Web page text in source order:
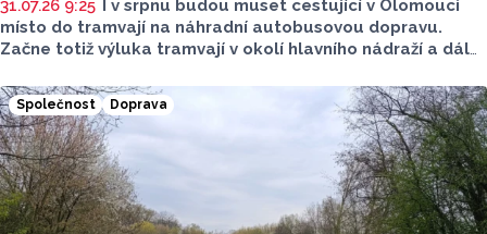
31.07.26 9:25 I v srpnu budou muset cestující v Olomouci
místo do tramvají na náhradní autobusovou dopravu.
Začne totiž výluka tramvají v okolí hlavního nádraží a dál
a kolejích. Dopravní podnik města Olomouce (DPMO) nyní
upřesnil, jak bude upraven provoz.
Společnost Doprava